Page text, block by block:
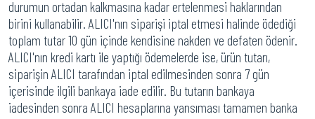
durumun ortadan kalkmasına kadar ertelenmesi haklarından
birini kullanabilir. ALICI'nın siparişi iptal etmesi halinde ödediği
toplam tutar 10 gün içinde kendisine nakden ve defaten ödenir.
ALICI'nın kredi kartı ile yaptığı ödemelerde ise, ürün tutarı,
siparişin ALICI tarafından iptal edilmesinden sonra 7 gün
içerisinde ilgili bankaya iade edilir. Bu tutarın bankaya
iadesinden sonra ALICI hesaplarına yansıması tamamen banka